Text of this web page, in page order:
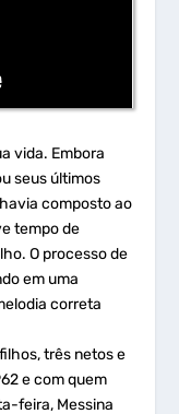
vida. Embora
seus últimos
composto ao
tempo de
O processo de
em uma
correta
três netos e
e com quem
feira, Messina